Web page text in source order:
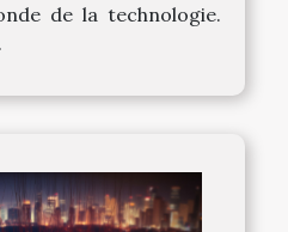
de la technologie.